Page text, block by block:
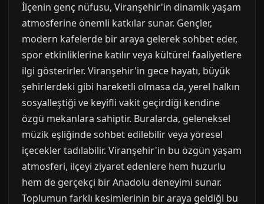
İlçenin genç nüfusu, Viranşehir'in dinamik yaşam
atmosferine önemli katkılar sunar. Gençler,
modern kafelerde bir araya gelerek sohbet eder,
spor etkinliklerine katılır veya kültürel faaliyetlere
ilgi gösterirler. Viranşehir'in gece hayatı, büyük
şehirlerdeki gibi hareketli olmasa da, yerel halkın
sosyalleştiği ve keyifli vakit geçirdiği kendine
özgü mekanlara sahiptir. Buralarda, geleneksel
müzik eşliğinde sohbet edilebilir veya yöresel
içecekler tadılabilir. Viranşehir'in bu özgün yaşam
atmosferi, ilçeyi ziyaret edenlere hem huzurlu
hem de gerçekçi bir Anadolu deneyimi sunar.
Toplumun farklı kesimlerinin bir araya geldiği bu